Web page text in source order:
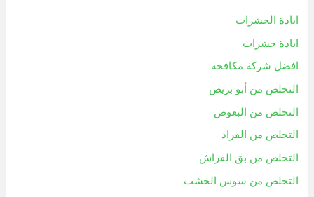
ابادة الحشرات
ابادة حشرات
افضل شركة مكافحة
التخلص من أبو بريص
التخلص من البعوض
التخلص من القراد
التخلص من بق الفراش
التخلص من سوس الخشب